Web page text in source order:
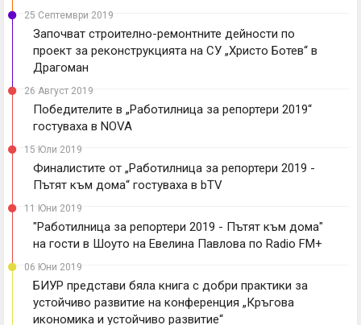
25 Септември 2019
Започват строително-ремонтните дейности по
проект зa реконструкцията на СУ „Христо Ботев“ в
Драгоман
26 Август 2019
Победителите в „Работилница за репортери 2019“
гостуваха в NOVA
15 Юли 2019
Финалистите от „Работилница за репортери 2019 -
Пътят към дома“ гостуваха в bTV
11 Юни 2019
"Работилница за репортери 2019 - Пътят към дома"
на гости в Шоуто на Евелина Павлова по Radio FM+
06 Юни 2019
БИУР представи бяла книга с добри практики за
устойчиво развитие на конференция „Кръгова
икономика и устойчиво развитие“